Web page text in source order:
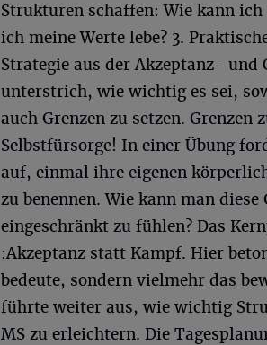
Strukturen schaffen: Wie kann
ich meine Werte lebe? 3.
Strategie aus der Akzeptanz-
unterstrich, wie wichtig es sei,
auch Grenzen zu setzen. Grenzen
Selbstfürsorge! In einer Übung
auf, einmal ihre eigenen
zu benennen. Wie kann man
eingeschränkt zu fühlen? Das
:Akzeptanz statt Kampf. Hier
bedeute, sondern vielmehr das
führte weiter aus, wie wichtig
MS zu erleichtern. Die